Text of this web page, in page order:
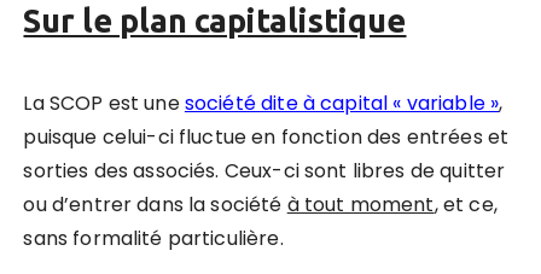
Sur le plan capitalistique
La SCOP est unesociété dite à capital « variable »,
puisque celui-ci fluctue en fonction des entrées et
sorties des associés. Ceux-ci sont libres de quitter
ou d’entrer dans la société à tout moment, et ce,
sans formalité particulière.